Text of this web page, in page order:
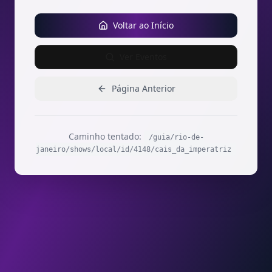
Voltar ao Início
Página Anterior
Caminho tentado:
/guia/rio-de-
janeiro/shows/local/id/4148/cais_da_imperatriz